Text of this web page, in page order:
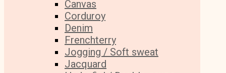
Canvas
Corduroy
Denim
Frenchterry
Jogging / Soft sweat
Jacquard